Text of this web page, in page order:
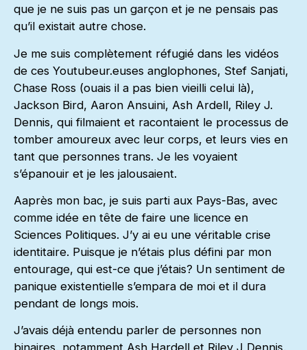
que je ne suis pas un garçon et je ne pensais pas
qu’il existait autre chose.
Je me suis complètement réfugié dans les vidéos
de ces Youtubeur.euses anglophones, Stef Sanjati,
Chase Ross (ouais il a pas bien vieilli celui là),
Jackson Bird, Aaron Ansuini, Ash Ardell, Riley J.
Dennis, qui filmaient et racontaient le processus de
tomber amoureux avec leur corps, et leurs vies en
tant que personnes trans. Je les voyaient
s’épanouir et je les jalousaient.
Aaprès mon bac, je suis parti aux Pays-Bas, avec
comme idée en tête de faire une licence en
Sciences Politiques. J’y ai eu une véritable crise
identitaire. Puisque je n’étais plus défini par mon
entourage, qui est-ce que j’étais? Un sentiment de
panique existentielle s’empara de moi et il dura
pendant de longs mois.
J’avais déjà entendu parler de personnes non